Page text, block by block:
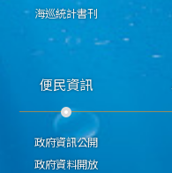
海巡統計書刊
便民資訊
政府資訊公開
政府資料開放